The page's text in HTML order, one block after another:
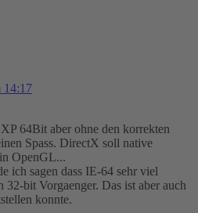
14:17
64Bit aber ohne den korrekten
Spass. DirectX soll native
OpenGL...
ich sagen dass IE-64 sehr viel
32-bit Vorgaenger. Das ist aber auch
konnte.